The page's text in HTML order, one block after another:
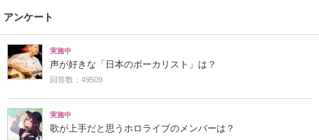
アンケート
実施中
声が好きな「日本のボーカリスト」は？
回答数：49509
実施中
歌が上手だと思うホロライブのメンバーは？